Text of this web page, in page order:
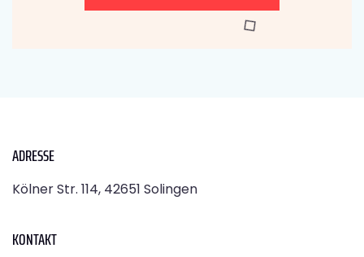
ADRESSE
Kölner Str. 114, 42651 Solingen
KONTAKT